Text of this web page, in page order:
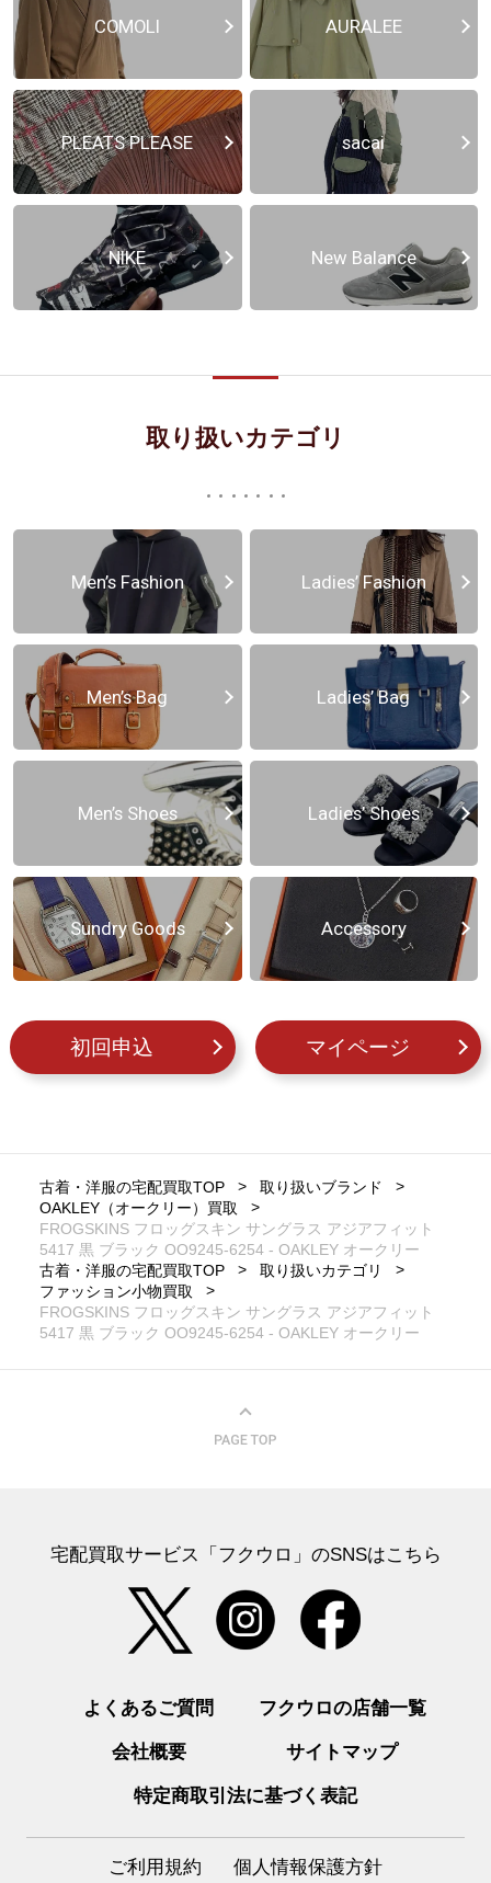
COMOLI AURALEE
PLEATS PLEASE sacai
NIKE New Balance
取り扱いカテゴリ
Men’s Fashion Ladies’ Fashion
Men’s Bag Ladies’ Bag
Men’s Shoes Ladies’ Shoes
Sundry Goods Accessory
初回申込 マイページ
古着・洋服の宅配買取TOP
取り扱いブランド
OAKLEY（オークリー）買取
FROGSKINS フロッグスキン サングラス アジアフィット
5417 黒 ブラック OO9245-6254 - OAKLEY オークリー
古着・洋服の宅配買取TOP
取り扱いカテゴリ
ファッション小物買取
FROGSKINS フロッグスキン サングラス アジアフィット
5417 黒 ブラック OO9245-6254 - OAKLEY オークリー
宅配買取サービス「フクウロ」のSNSはこちら
よくあるご質問 フクウロの店舗一覧
会社概要 サイトマップ
特定商取引法に基づく表記
ご利用規約 個人情報保護方針